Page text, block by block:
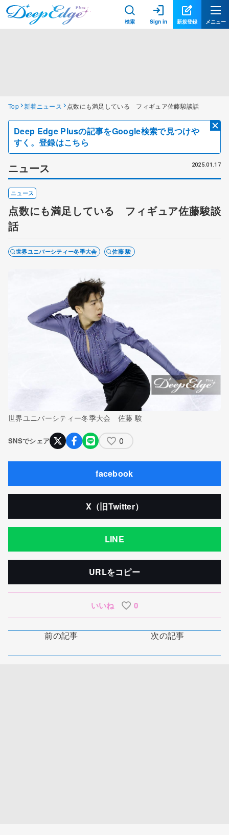
検索 Sign in 新規登録 メニュー
Top 新着ニュース 点数にも満足している フィギュア佐藤駿談話
Deep Edge Plusの記事をGoogle検索で見つけや
すく。登録はこちら
ニュース 2025.01.17
ニュース
点数にも満足している フィギュア佐藤駿談
話
世界ユニバーシティー冬季大会 佐藤 駿
世界ユニバーシティー冬季大会 佐藤 駿
SNSでシェア 0
facebook
X（旧Twitter）
LINE
URLをコピー
いいね 0
前の記事 次の記事